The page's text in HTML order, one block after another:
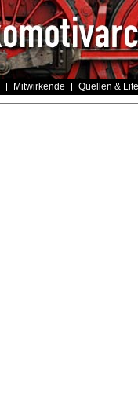
Mitwirkende Quellen &